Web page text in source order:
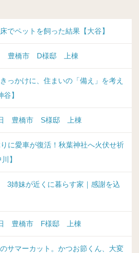
でペットを飼った結果【大谷】
豊橋市 D様邸 上棟
っかけに、住まいの「備え」を考え
】
豊橋市 S様邸 上棟
に愛車が復活！秋葉神社へ火伏せ祈
】
3姉妹が近くに暮らす家｜感謝を込
豊橋市 F様邸 上棟
サマーカット。かつお節くん、大変